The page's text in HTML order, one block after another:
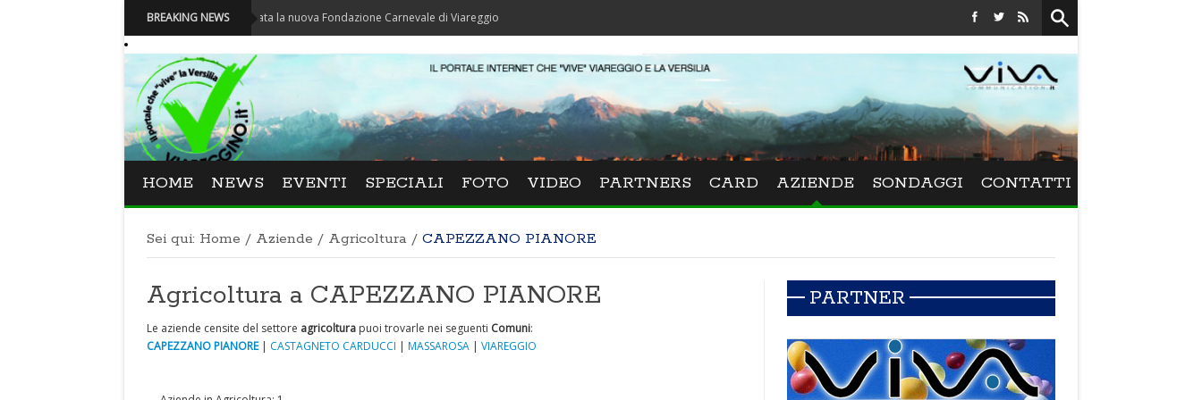
BREAKING NEWS
Carnevale - Nominata la nuova Fondazione Carnevale di Viareggio Festival La Versiliana - La direttrice lucchese Beatrice
HOME NEWS EVENTI SPECIALI FOTO VIDEO PARTNERS CARD AZIENDE SONDAGGI CONTATTI
Sei qui: Home / Aziende / Agricoltura / CAPEZZANO PIANORE
Agricoltura a CAPEZZANO PIANORE
Le aziende censite del settore agricoltura puoi trovarle nei seguenti Comuni:
CAPEZZANO PIANORE| CASTAGNETO CARDUCCI | MASSAROSA | VIAREGGIO
PARTNER